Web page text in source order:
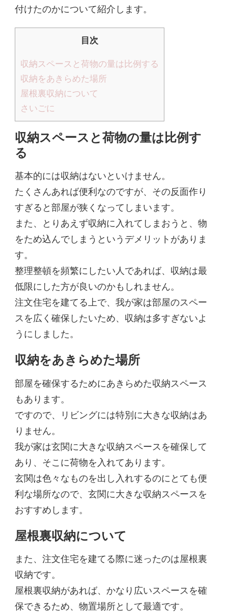
付けたのかについて紹介します。
目次
収納スペースと荷物の量は比例する
収納をあきらめた場所
屋根裏収納について
さいごに
収納スペースと荷物の量は比例す
る
基本的には収納はないといけません。
たくさんあれば便利なのですが、その反面作り
すぎると部屋が狭くなってしまいます。
また、とりあえず収納に入れてしまおうと、物
をため込んでしまうというデメリットがありま
す。
整理整頓を頻繁にしたい人であれば、収納は最
低限にした方が良いのかもしれません。
注文住宅を建てる上で、我が家は部屋のスペー
スを広く確保したいため、収納は多すぎないよ
うにしました。
収納をあきらめた場所
部屋を確保するためにあきらめた収納スペース
もあります。
ですので、リビングには特別に大きな収納はあ
りません。
我が家は玄関に大きな収納スペースを確保して
あり、そこに荷物を入れてあります。
玄関は色々なものを出し入れするのにとても便
利な場所なので、玄関に大きな収納スペースを
おすすめします。
屋根裏収納について
また、注文住宅を建てる際に迷ったのは屋根裏
収納です。
屋根裏収納があれば、かなり広いスペースを確
保できるため、物置場所として最適です。